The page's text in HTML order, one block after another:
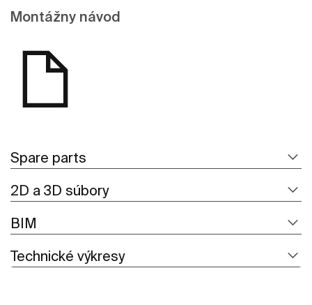
Montážny návod
Spare parts
2D a 3D súbory
BIM
Technické výkresy